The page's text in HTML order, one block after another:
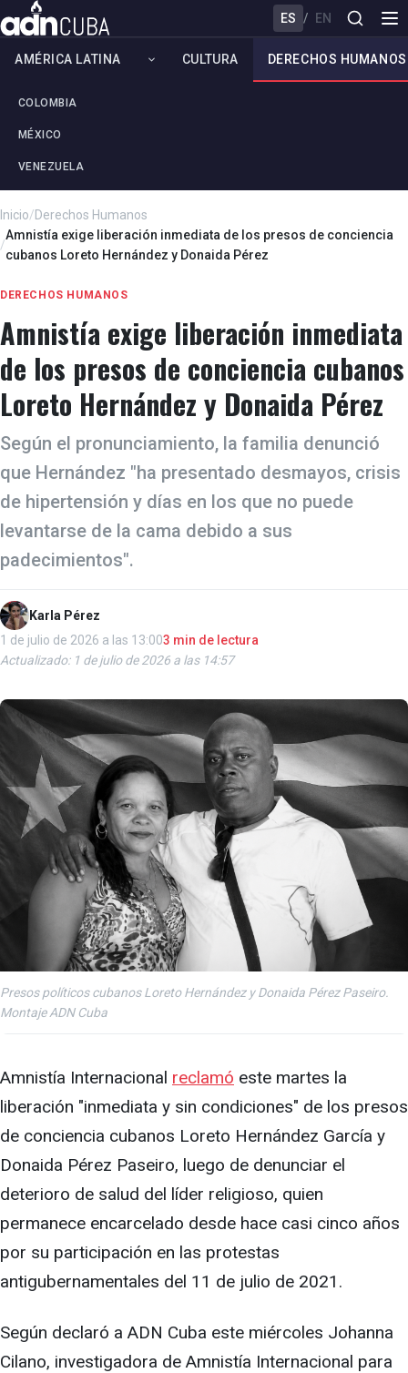
ES / EN
AMÉRICA LATINA
COLOMBIA
MÉXICO
VENEZUELA
CULTURA DERECHOS HUMANOS
Inicio/Derechos Humanos
/
Amnistía exige liberación inmediata de los presos de conciencia
cubanos Loreto Hernández y Donaida Pérez
DERECHOS HUMANOS
Amnistía exige liberación inmediata
de los presos de conciencia cubanos
Loreto Hernández y Donaida Pérez
Según el pronunciamiento, la familia denunció
que Hernández "ha presentado desmayos, crisis
de hipertensión y días en los que no puede
levantarse de la cama debido a sus
padecimientos".
Karla Pérez
1 de julio de 2026 a las 13:003 min de lectura
Actualizado: 1 de julio de 2026 a las 14:57
Presos políticos cubanos Loreto Hernández y Donaida Pérez Paseiro.
Montaje ADN Cuba
Amnistía Internacional reclamó este martes la
liberación "inmediata y sin condiciones" de los presos
de conciencia cubanos Loreto Hernández García y
Donaida Pérez Paseiro, luego de denunciar el
deterioro de salud del líder religioso, quien
permanece encarcelado desde hace casi cinco años
por su participación en las protestas
antigubernamentales del 11 de julio de 2021.
Según declaró a ADN Cuba este miércoles Johanna
Cilano, investigadora de Amnistía Internacional para